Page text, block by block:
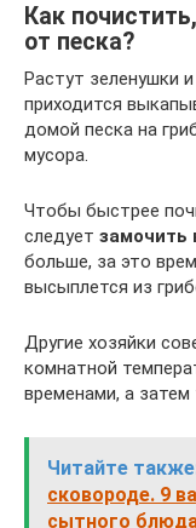
Как
от песка?
Растут зеленушки
приходится
домой песка на
мусора.
Чтобы быстрее
следует замочить
больше, за это
высыплется из
Другие хозяйки
комнатной
временами, а
Читайте
сковороде. 9
сытного